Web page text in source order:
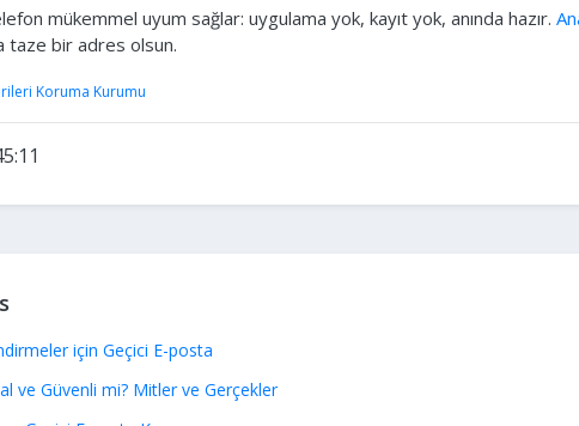
mükemmel uyum sağlar: uygulama yok, kayıt yok, anında hazır.
taze bir adres olsun.
Koruma Kurumu
için Geçici E-posta
ve Güvenli mi? Mitler ve Gerçekler